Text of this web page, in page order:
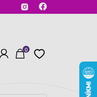
InstagramFacebook
Prihlásenie
Košík
0 Obľúbené